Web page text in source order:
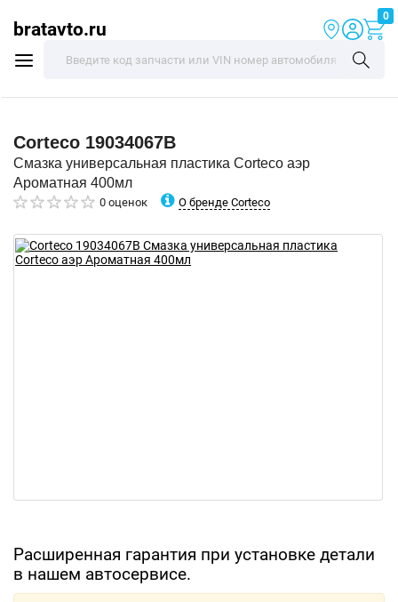
bratavto.ru
0
Corteco 19034067B
Смазка универсальная пластика Corteco аэр
Ароматная 400мл
0 оценок О бренде Corteco
Расширенная гарантия при установке детали
в нашем автосервисе.